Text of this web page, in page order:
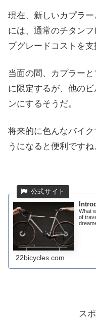
現在、新しいカプラ
には、通常のチタン
プグレードコストを支
当面の間、カプラー
に限定するが、他の
ンにするそうだ。
将来的に色んなバイ
うになると便利ですね
What
of
22bicycles.com
ス